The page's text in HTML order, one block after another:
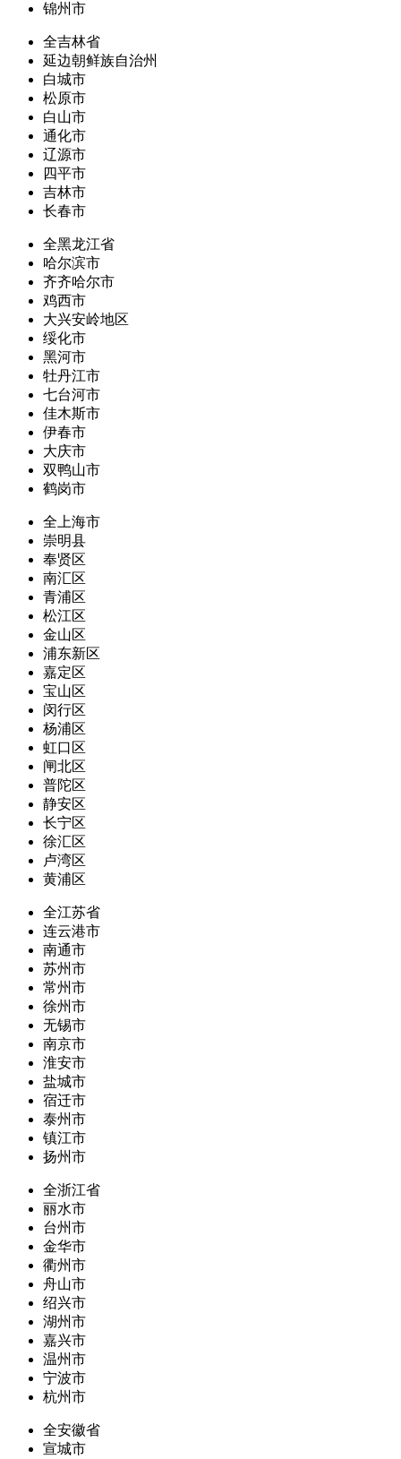
锦州市
全吉林省
延边朝鲜族自治州
白城市
松原市
白山市
通化市
辽源市
四平市
吉林市
长春市
全黑龙江省
哈尔滨市
齐齐哈尔市
鸡西市
大兴安岭地区
绥化市
黑河市
牡丹江市
七台河市
佳木斯市
伊春市
大庆市
双鸭山市
鹤岗市
全上海市
崇明县
奉贤区
南汇区
青浦区
松江区
金山区
浦东新区
嘉定区
宝山区
闵行区
杨浦区
虹口区
闸北区
普陀区
静安区
长宁区
徐汇区
卢湾区
黄浦区
全江苏省
连云港市
南通市
苏州市
常州市
徐州市
无锡市
南京市
淮安市
盐城市
宿迁市
泰州市
镇江市
扬州市
全浙江省
丽水市
台州市
金华市
衢州市
舟山市
绍兴市
湖州市
嘉兴市
温州市
宁波市
杭州市
全安徽省
宣城市